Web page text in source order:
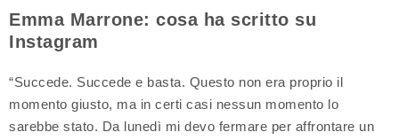
Emma Marrone: cosa ha scritto su
Instagram
“Succede. Succede e basta. Questo non era proprio il
momento giusto, ma in certi casi nessun momento lo
sarebbe stato. Da lunedì mi devo fermare per affrontare un